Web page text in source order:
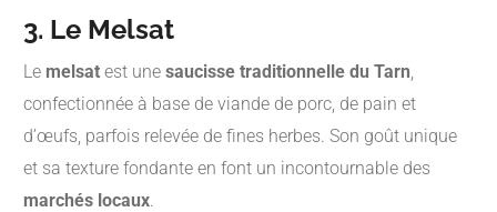
3. Le Melsat
Le melsat est une saucisse traditionnelle du Tarn
confectionnée à base de viande de porc, de pain et
d’œufs, parfois relevée de fines herbes. Son goût unique
et sa texture fondante en font un incontournable des
marchés locaux